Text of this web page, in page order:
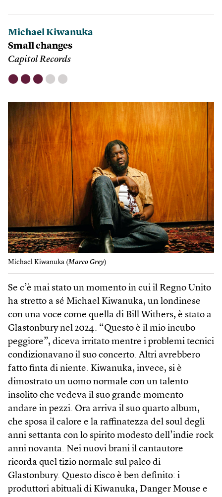
Michael Kiwanuka
Small changes
Capitol Records
⬤ ⬤ ⬤ ⬤ ⬤
Michael Kiwanuka (Marco Grey)
Se c’è mai stato un momento in cui il Regno Unito
ha stretto a sé Michael Kiwanuka, un londinese
con una voce come quella di Bill Withers, è stato a
Glastonbury nel 2024. “Questo è il mio incubo
peggiore”, diceva irritato mentre i problemi tecnici
condizionavano il suo concerto. Altri avrebbero
fatto finta di niente. Kiwanuka, invece, si è
dimostrato un uomo normale con un talento
insolito che vedeva il suo grande momento
andare in pezzi. Ora arriva il suo quarto album,
che sposa il calore e la raffinatezza del soul degli
anni settanta con lo spirito modesto dell’indie rock
anni novanta. Nei nuovi brani il cantautore
ricorda quel tizio normale sul palco di
Glastonbury. Questo disco è ben definito: i
produttori abituali di Kiwanuka, Danger Mouse e